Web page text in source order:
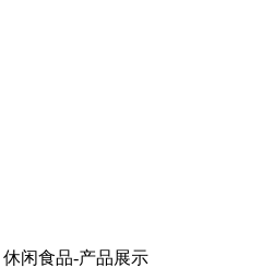
休闲食品-产品展示